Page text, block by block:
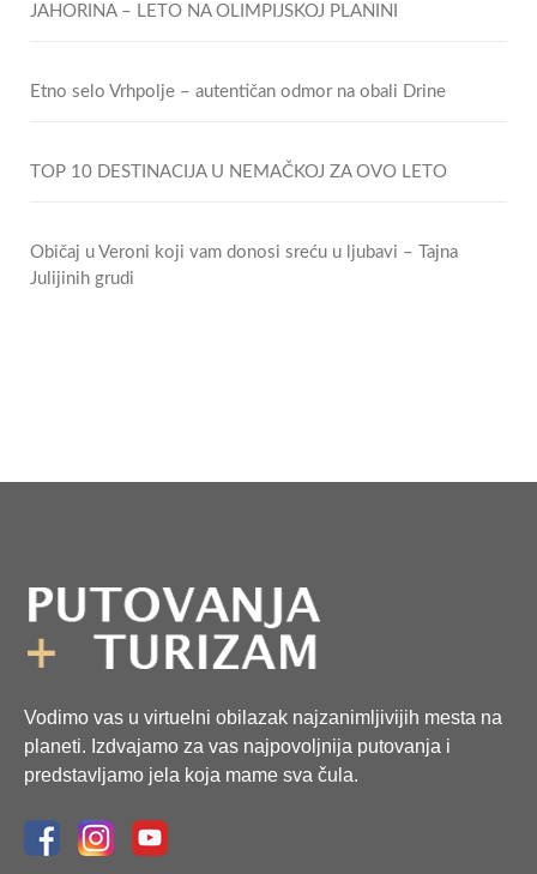
JAHORINA – LETO NA OLIMPIJSKOJ PLANINI
Etno selo Vrhpolje – autentičan odmor na obali Drine
TOP 10 DESTINACIJA U NEMAČKOJ ZA OVO LETO
Običaj u Veroni koji vam donosi sreću u ljubavi – Tajna
Julijinih grudi
Vodimo vas u virtuelni obilazak najzanimljivijih mesta na
planeti. Izdvajamo za vas najpovoljnija putovanja i
predstavljamo jela koja mame sva čula.